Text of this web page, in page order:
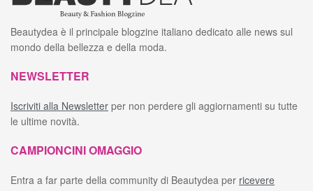
Beautydea è il principale blogzine italiano dedicato alle news sul
mondo della bellezza e della moda.
NEWSLETTER
Iscriviti alla Newsletter per non perdere gli aggiornamenti su tutte
le ultime novità.
CAMPIONCINI OMAGGIO
Entra a far parte della community di Beautydea per ricevere